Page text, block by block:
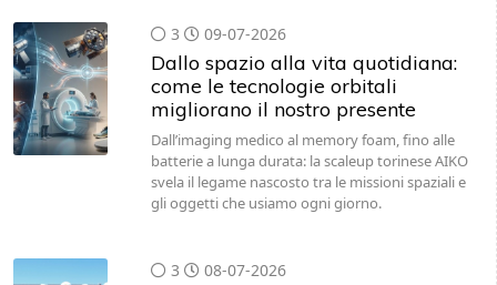
3 09-07-2026
Dallo spazio alla vita quotidiana:
come le tecnologie orbitali
migliorano il nostro presente
Dall’imaging medico al memory foam, fino alle
batterie a lunga durata: la scaleup torinese AIKO
svela il legame nascosto tra le missioni spaziali e
gli oggetti che usiamo ogni giorno.
3 08-07-2026